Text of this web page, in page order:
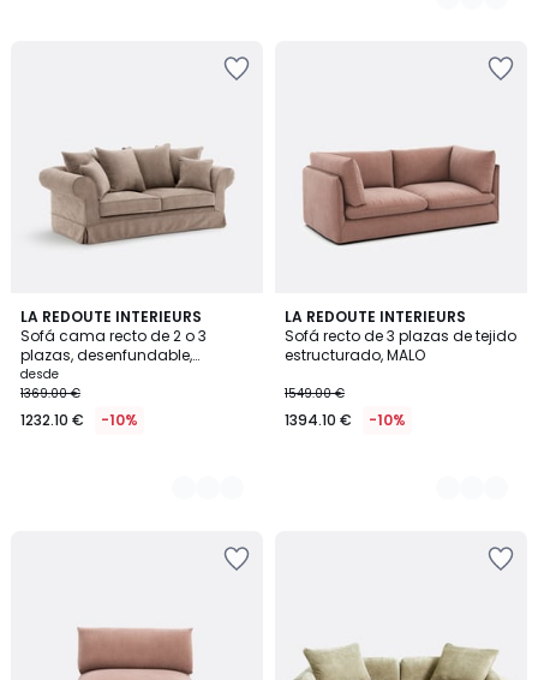
LA REDOUTE INTERIEURS
Sofá cama recto de 2 o 3
plazas, desenfundable,
poliéster jaspeado, ADELIA
desde
1369.00 €
1232.10 € -10%
5
Colores
LA REDOUTE INTERIEURS
Sofá recto de 3 plazas de tejido
estructurado, MALO
1549.00 €
1394.10 € -10%
5
Colores